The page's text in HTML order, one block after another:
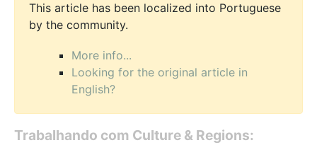
This article has been localized into Portuguese
by the community.
More info...
Looking for the original article in
English?
Trabalhando com Culture & Regions: